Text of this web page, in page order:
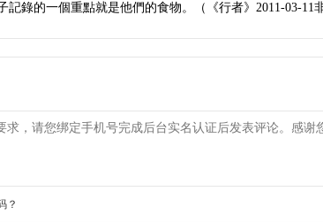
記錄的一個重點就是他們的食物。（《行者》2011-03-11